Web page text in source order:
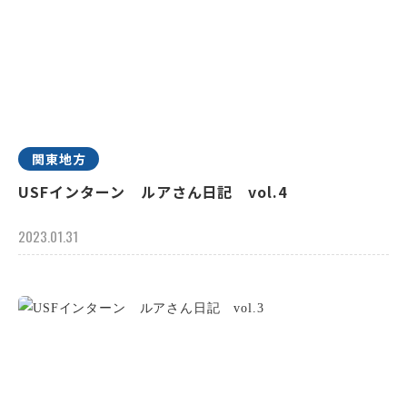
関東地方
USFインターン ルアさん日記 vol.4
2023.01.31